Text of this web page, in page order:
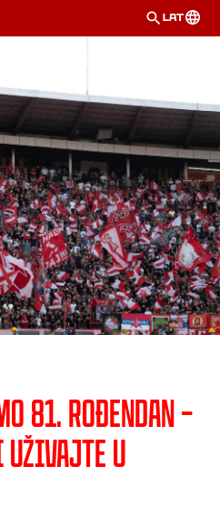
LAT
81. rođendan –
u